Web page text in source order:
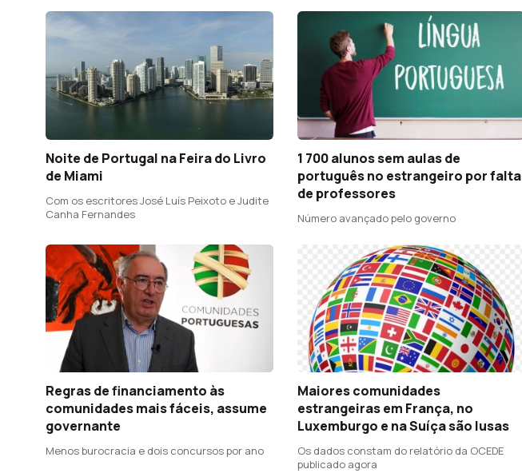
Noite de Portugal na Feira do Livro
de Miami
Com os escritores José Luís Peixoto e Judite
Canha Fernandes
1 700 alunos sem aulas de
português no estrangeiro por falta
de professores
Número avançado pelo governo
Regras de financiamento às
comunidades mais fáceis, assume
governante
Menos burocracia e dois concursos por ano
Maiores comunidades
estrangeiras em França, no
Luxemburgo e na Suíça são lusas
Os dados constam do relatório da OCEDE
publicado agora